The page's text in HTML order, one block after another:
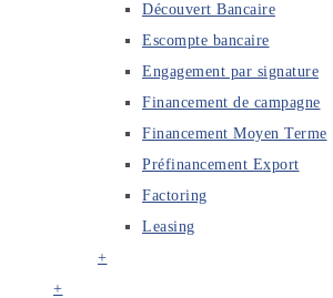
Découvert Bancaire
Escompte bancaire
Engagement par signature
Financement de campagne
Financement Moyen Terme
Préfinancement Export
Factoring
Leasing
+
+